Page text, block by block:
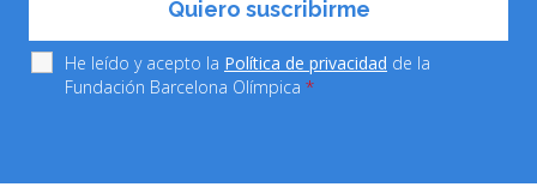
He leído y acepto la Política de privacidad de la
Fundación Barcelona Olímpica *